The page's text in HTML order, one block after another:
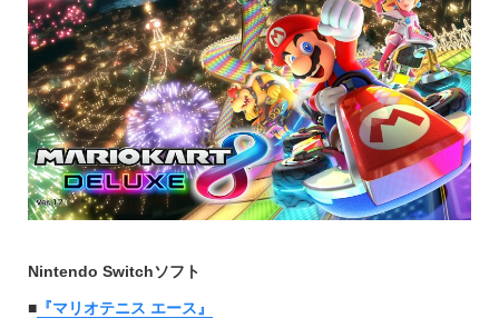
Nintendo Switchソフト
■『マリオテニス エース』